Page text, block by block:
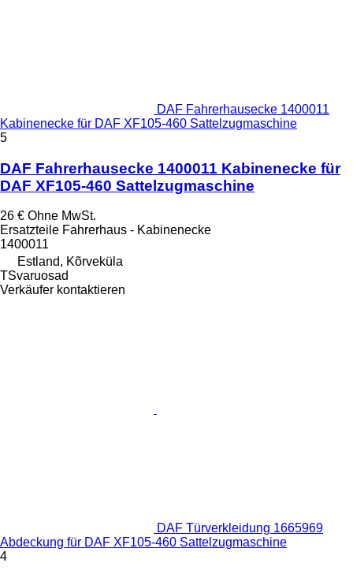
DAF Fahrerhausecke 1400011
Kabinenecke für DAF XF105-460 Sattelzugmaschine
5
DAF Fahrerhausecke 1400011 Kabinenecke für
DAF XF105-460 Sattelzugmaschine
26 € Ohne MwSt.
Ersatzteile Fahrerhaus - Kabinenecke
1400011
Estland, Kõrveküla
TSvaruosad
Verkäufer kontaktieren
DAF Türverkleidung 1665969
Abdeckung für DAF XF105-460 Sattelzugmaschine
4